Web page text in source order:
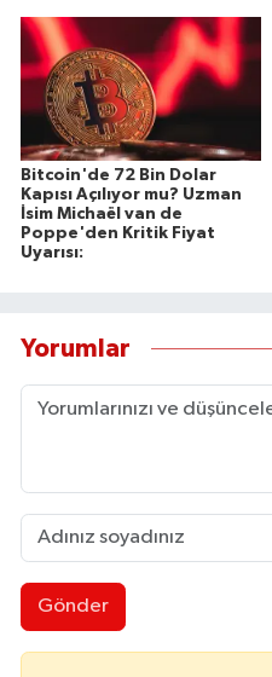
Bitcoin'de 72 Bin Dolar
Kapısı Açılıyor mu? Uzman
İsim Michaël van de
Poppe'den Kritik Fiyat
Uyarısı:
Yorumlar
Gönder